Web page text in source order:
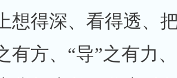
想得深、看得透、
有方、“导”之有力